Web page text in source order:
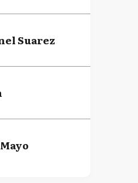
Suarez